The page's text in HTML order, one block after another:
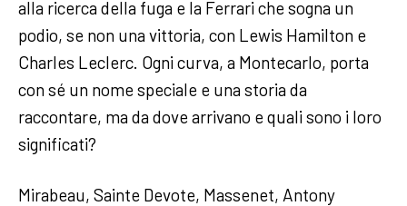
alla ricerca della fuga e la Ferrari che sogna un
podio, se non una vittoria, con Lewis Hamilton e
Charles Leclerc. Ogni curva, a Montecarlo, porta
con sé un nome speciale e una storia da
raccontare, ma da dove arrivano e quali sono i loro
significati?
Mirabeau, Sainte Devote, Massenet, Antony